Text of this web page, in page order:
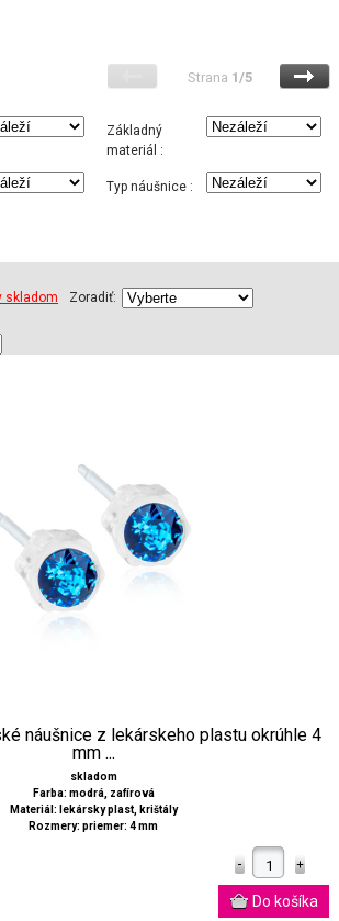
Strana 1/5
Základný
materiál :
Typ náušnice :
skladom Zoradiť:
náušnice z lekárskeho plastu okrúhle 4
mm ...
skladom
Farba: modrá, zafírová
Materiál: lekársky plast, krištály
Rozmery: priemer: 4 mm